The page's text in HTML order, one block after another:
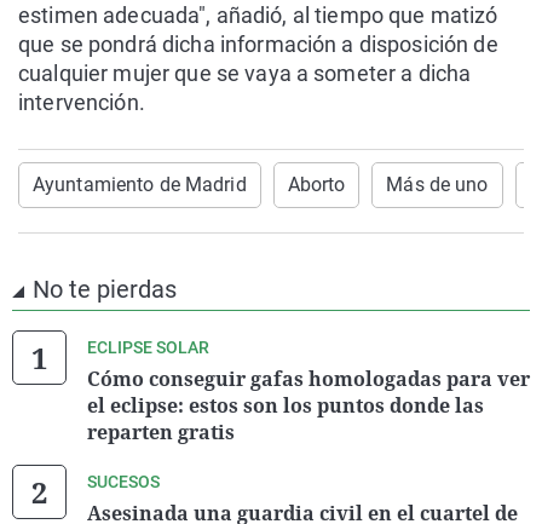
estimen adecuada", añadió, al tiempo que matizó
que se pondrá dicha información a disposición de
cualquier mujer que se vaya a someter a dicha
intervención.
Ayuntamiento de Madrid Aborto Más de uno
No te pierdas
ECLIPSE SOLAR
Cómo conseguir gafas homologadas para ver
el eclipse: estos son los puntos donde las
reparten gratis
SUCESOS
Asesinada una guardia civil en el cuartel de